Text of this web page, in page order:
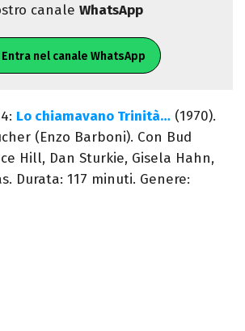
canale WhatsApp
Entra nel canale WhatsApp
Lo chiamavano Trinità… (1970).
(Enzo Barboni). Con Bud
Hill, Dan Sturkie, Gisela Hahn,
Durata: 117 minuti. Genere: